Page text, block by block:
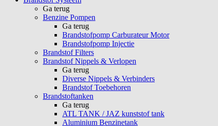
Ga terug
Benzine Pompen
Ga terug
Brandstofpomp Carburateur Motor
Brandstofpomp Injectie
Brandstof Filters
Brandstof Nippels & Verlopen
Ga terug
Diverse Nippels & Verbinders
Brandstof Toebehoren
Brandstoftanken
Ga terug
ATL TANK / JAZ kunststof tank
Aluminium Benzinetank